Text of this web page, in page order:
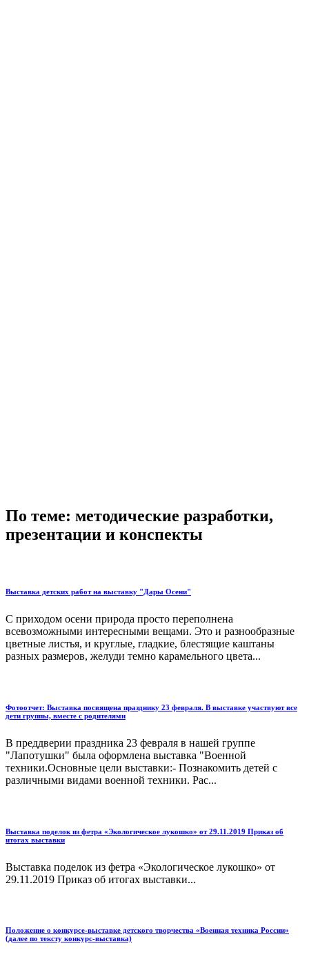
По теме: методические разработки,
презентации и конспекты
Выставка детских работ на выставку "Дары Осени"
С приходом осени природа просто переполнена
всевозможными интересными вещами. Это и разнообразные
цветные листья, и круглые, гладкие, блестящие каштаны
разных размеров, желуди темно карамельного цвета...
Фотоотчет: Выставка посвящена празднику 23 февраля. В выставке участвуют все
дети группы, вместе с родителями
В преддверии праздника 23 февраля в нашей группе
"Лапотушки" была оформлена выставка "Военной
техники.Основные цели выставки:- Познакомить детей с
различными видами военной техники. Рас...
Выставка поделок из фетра «Экологическое лукошко» от 29.11.2019 Приказ об
итогах выставки
Выставка поделок из фетра «Экологическое лукошко» от
29.11.2019 Приказ об итогах выставки...
Положение о конкурсе-выставке детского творчества «Военная техника России»
(далее по тексту конкурс-выставка)